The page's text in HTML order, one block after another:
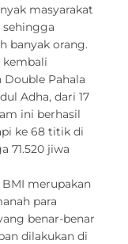
kembali
Pahala
Adha, dari 17
ini berhasil
ke 68 titik di
71.520 jiwa
merupakan
para
benar-benar
dilakukan di